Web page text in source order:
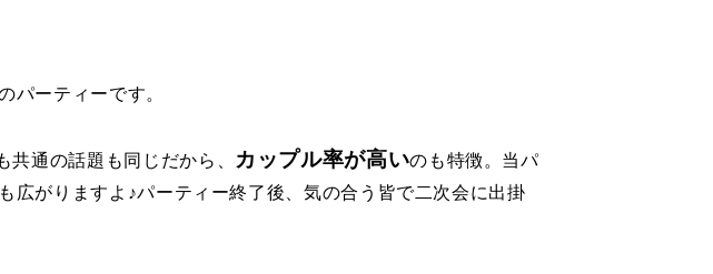
パーティーです。
通の話題も同じだから、 カップル率が高いのも特徴。当パ
広がりますよ♪パーティー終了後、気の合う皆で二次会に出掛